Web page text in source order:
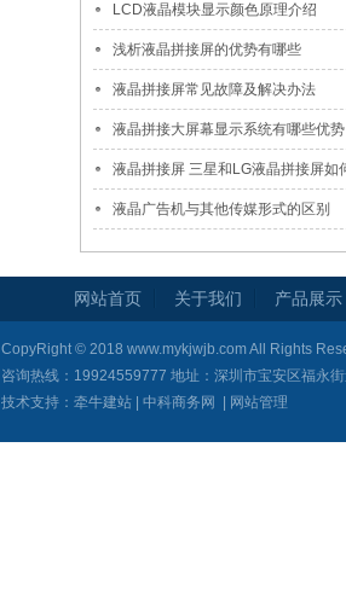
LCD液晶模块显示颜色原理介绍
浅析液晶拼接屏的优势有哪些
液晶拼接屏常见故障及解决办法
液晶拼接大屏幕显示系统有哪些优势
液晶拼接屏 三星和LG液晶拼接屏如
液晶广告机与其他传媒形式的区别
网站首页 关于我们 产品展示
CopyRight © 2018 www.mykjwjb.com All Rights
咨询热线：19924559777 地址：深圳市宝安区福永
技术支持： 牵牛建站 中科商务网 网站管理